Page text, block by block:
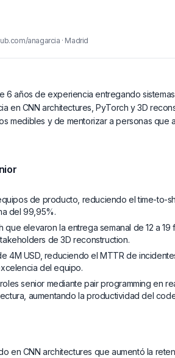
anagarcia · Madrid
6 años de experiencia entregando
en CNN architectures, PyTorch y 3D
medibles y de mentorizar a personas que
de producto, reduciendo el time-to-
del 99,95%.
elevaron la entrega semanal de 12 a 19
de 3D reconstruction.
4M USD, reduciendo el MTTR de
del equipo.
senior mediante pair programming en
aumentando la productividad del
en CNN architectures que aumentó la